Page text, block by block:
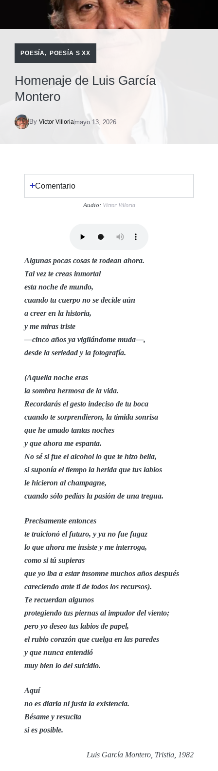
POESÍA, POESÍA S XX
Homenaje de Luis García
Montero
By Víctor Villoriamayo 13, 2026
Comentario
Audio: Víctor Villoria
Algunas pocas cosas te rodean ahora.
Tal vez te creas inmortal
esta noche de mundo,
cuando tu cuerpo no se decide aún
a creer en la historia,
y me miras triste
—cinco años ya vigilándome muda—,
desde la seriedad y la fotografía.
(Aquella noche eras
la sombra hermosa de la vida.
Recordarás el gesto indeciso de tu boca
cuando te sorprendieron, la tímida sonrisa
que he amado tantas noches
y que ahora me espanta.
No sé si fue el alcohol lo que te hizo bella,
si suponía el tiempo la herida que tus labios
le hicieron al champagne,
cuando sólo pedías la pasión de una tregua.
Precisamente entonces
te traicionó el futuro, y ya no fue fugaz
lo que ahora me insiste y me interroga,
como si tú supieras
que yo iba a estar insomne muchos años después
careciendo ante ti de todos los recursos).
Te recuerdan algunos
protegiendo tus piernas al impudor del viento;
pero yo deseo tus labios de papel,
el rubio corazón que cuelga en las paredes
y que nunca entendió
muy bien lo del suicidio.
Aquí
no es diaria ni justa la existencia.
Bésame y resucita
si es posible.
Luis García Montero, Tristia, 1982